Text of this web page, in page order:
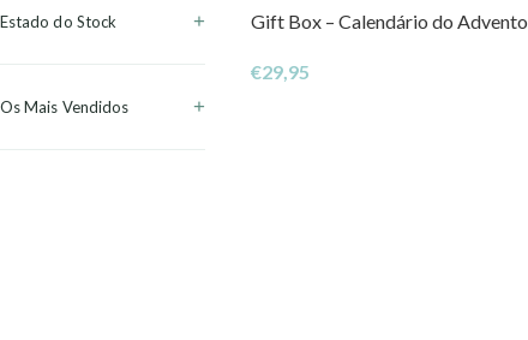
Estado do Stock
Os Mais Vendidos
Gift Box – Calendário do Advento
€29,95